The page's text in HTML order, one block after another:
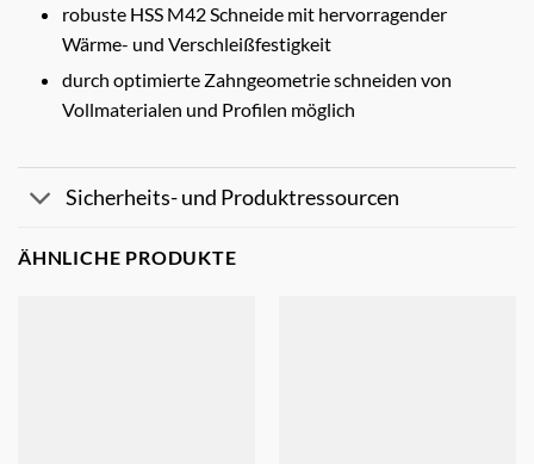
robuste HSS M42 Schneide mit hervorragender
Wärme- und Verschleißfestigkeit
durch optimierte Zahngeometrie schneiden von
Vollmaterialen und Profilen möglich
Sicherheits- und Produktressourcen
ÄHNLICHE PRODUKTE